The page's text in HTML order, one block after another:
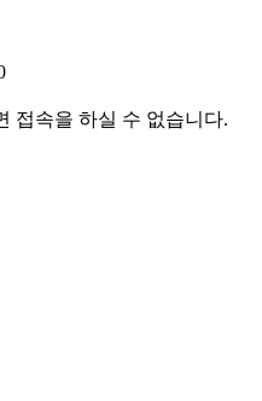
접속을 하실 수 없습니다.